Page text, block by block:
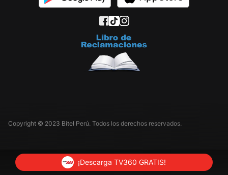
Copyright © 2023 Bitel Perú. Todos los derechos reservados.
¡Descarga TV360 GRATIS!